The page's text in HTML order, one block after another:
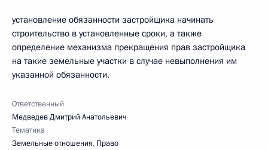
установление обязанности застройщика начинать
строительство в установленные сроки, а также
определение механизма прекращения прав застройщика
на такие земельные участки в случае невыполнения им
указанной обязанности.
Ответственный
Медведев Дмитрий Анатольевич
Тематика
Земельные отношения, Право